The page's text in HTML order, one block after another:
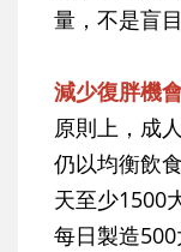
量，不是盲
減少復胖機
原則上，成
仍以均衡飲
天至少1500
每日製造